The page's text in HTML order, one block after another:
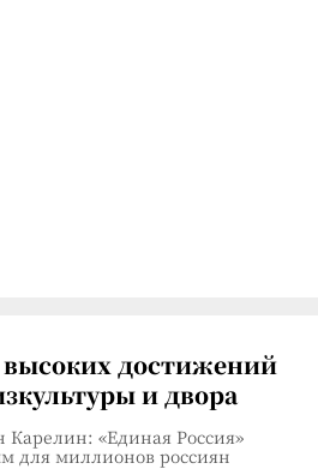
достижений
и двора
«Единая Россия»
для миллионов россиян